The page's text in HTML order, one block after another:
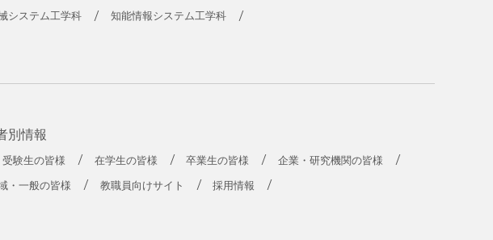
システム工学科 知能情報システム工学科
別情報
受験生の皆様 在学生の皆様 卒業生の皆様 企業・研究機関の皆様
・一般の皆様 教職員向けサイト 採用情報